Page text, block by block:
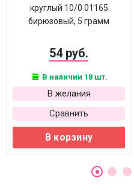
круглый 10/0 01165
бирюзовый, 5 грамм
54 руб.
В наличии 18 шт.
В желания
Сравнить
В корзину